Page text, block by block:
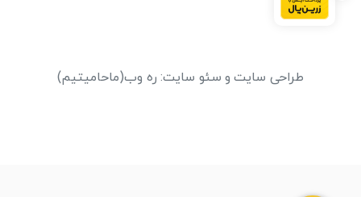
طراحی سایت و سئو سایت: ره وب(ماحامیتیم)